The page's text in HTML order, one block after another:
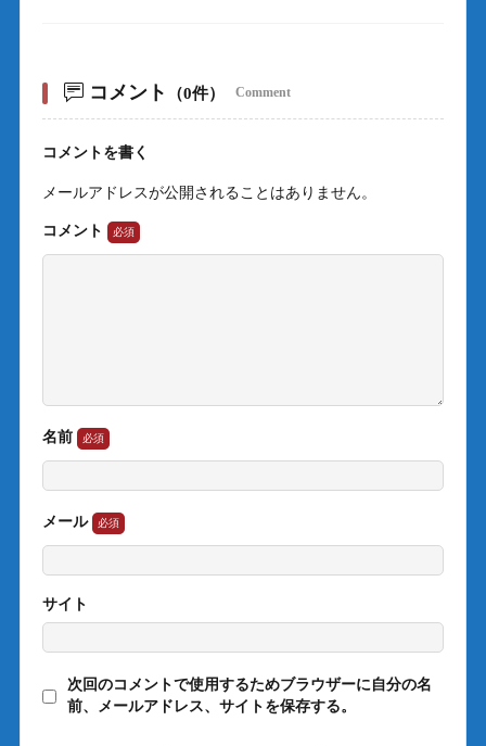
コメント （0件） Comment
コメントを書く
メールアドレスが公開されることはありません。
コメント
名前
メール
サイト
次回のコメントで使用するためブラウザーに自分の名
前、メールアドレス、サイトを保存する。